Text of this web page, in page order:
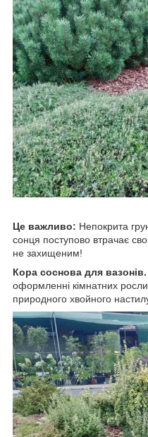
Це важливо: Непокрита
сонця поступово втрачає
не захищеним!
Кора соснова для вазонів.
оформленні кімнатних
природного хвойного